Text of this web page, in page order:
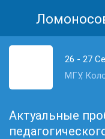
26 - 27
МГУ,
Актуальные